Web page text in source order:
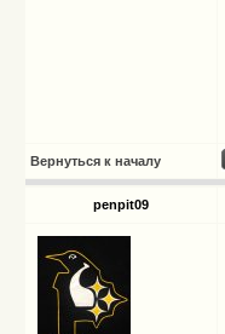
Вернуться к началу
penpit09